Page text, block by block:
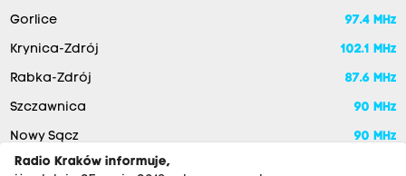
Gorlice 97.4 MHz
Krynica-Zdrój 102.1 MHz
Rabka-Zdrój 87.6 MHz
Szczawnica 90 MHz
Nowy Sącz
90 MHz
Radio Kraków informuje,